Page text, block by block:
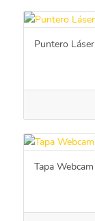
Puntero Láser
Tapa Webcam